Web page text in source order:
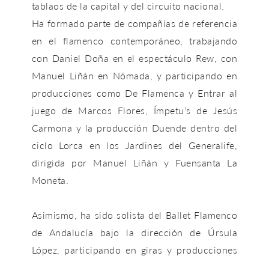
tablaos de la capital y del circuito nacional.
Ha formado parte de compañías de referencia
en el flamenco contemporáneo, trabajando
con Daniel Doña en el espectáculo Rew, con
Manuel Liñán en Nómada, y participando en
producciones como De Flamenca y Entrar al
juego de Marcos Flores, Ímpetu’s de Jesús
Carmona y la producción Duende dentro del
ciclo Lorca en los Jardines del Generalife,
dirigida por Manuel Liñán y Fuensanta La
Moneta.
Asimismo, ha sido solista del Ballet Flamenco
de Andalucía bajo la dirección de Úrsula
López, participando en giras y producciones